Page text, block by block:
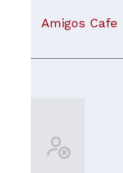
Amigos Cafe